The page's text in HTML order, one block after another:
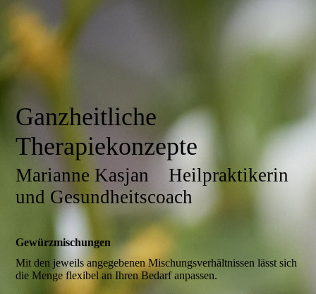
Ganzheitliche
Therapiekonzepte
Marianne Kasjan Heilpraktikerin
und Gesundheitscoach
Gewürzmischungen
Mit den jeweils angegebenen Mischungsverhältnissen lässt sich
die Menge flexibel an Ihren Bedarf anpassen.